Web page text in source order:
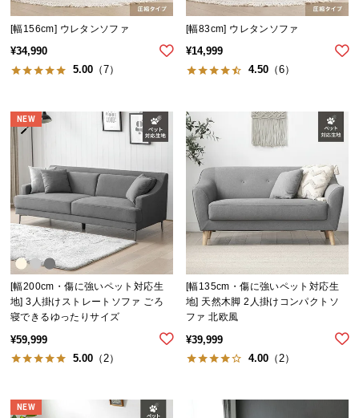
様
サ
せ
ブ
ロ
グ
報
[幅156cm] ウレタンソファ
¥34,990
5.00 （7）
[幅83cm] ウレタンソファ
¥14,999
4.50 （6）
[幅200cm・傷に強いペット対応生
地] 3人掛けストレートソファ ごろ
寝できるゆったりサイズ
¥59,999
5.00 （2）
NEW
[幅135cm・傷に強いペット対応生
地] 天然木脚 2人掛けコンパクトソ
ファ 北欧風
¥39,999
4.00 （2）
NEW